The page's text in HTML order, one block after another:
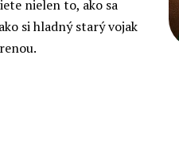
nielen to, ako sa
si hladný starý vojak